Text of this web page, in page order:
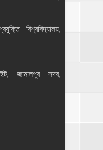
বিশ্ববিদ্যালয়,
জামালপুর সদর,